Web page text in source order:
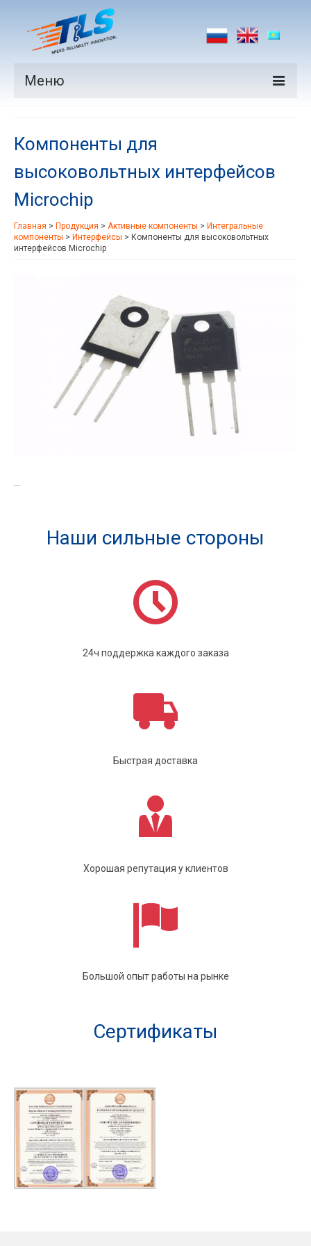
Меню
Производители
Рынки
Новости
Контакты
Компоненты для
высоковольтных интерфейсов
Microchip
Главная > Продукция > Активные компоненты > Интегральные
компоненты > Интерфейсы > Компоненты для высоковольтных
интерфейсов Microchip
Наши сильные стороны
24ч поддержка каждого заказа
Быстрая доставка
Хорошая репутация у клиентов
Большой опыт работы на рынке
Сертификаты